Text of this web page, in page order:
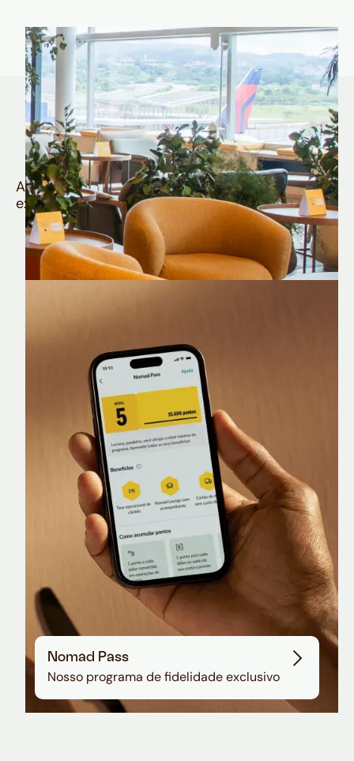
Quem é Nomad tem
muito mais
Aproveite todos os benefícios e vantagens
exclusivas da sua Conta Internacional
Nomad Lounge
Sala VIP no Aeroporto de Guarulhos
Nomad Pass
Nosso programa de fidelidade exclusivo